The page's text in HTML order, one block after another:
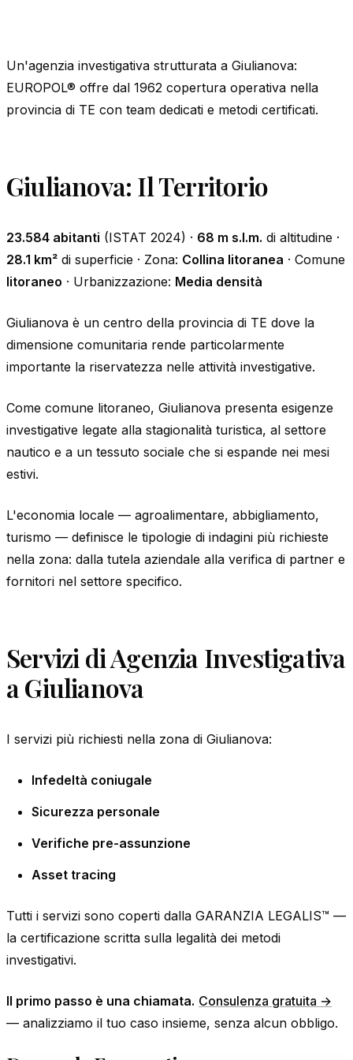
Un'agenzia investigativa strutturata a Giulianova:
EUROPOL® offre dal 1962 copertura operativa nella
provincia di TE con team dedicati e metodi certificati.
Giulianova: Il Territorio
23.584 abitanti (ISTAT 2024) · 68 m s.l.m. di altitudine ·
28.1 km² di superficie · Zona: Collina litoranea · Comune
litoraneo · Urbanizzazione: Media densità
Giulianova è un centro della provincia di TE dove la
dimensione comunitaria rende particolarmente
importante la riservatezza nelle attività investigative.
Come comune litoraneo, Giulianova presenta esigenze
investigative legate alla stagionalità turistica, al settore
nautico e a un tessuto sociale che si espande nei mesi
estivi.
L'economia locale — agroalimentare, abbigliamento,
turismo — definisce le tipologie di indagini più richieste
nella zona: dalla tutela aziendale alla verifica di partner e
fornitori nel settore specifico.
Servizi di Agenzia Investigativa
a Giulianova
I servizi più richiesti nella zona di Giulianova:
Infedeltà coniugale
Sicurezza personale
Verifiche pre-assunzione
Asset tracing
Tutti i servizi sono coperti dalla GARANZIA LEGALIS™ —
la certificazione scritta sulla legalità dei metodi
investigativi.
Il primo passo è una chiamata. Consulenza gratuita →
— analizziamo il tuo caso insieme, senza alcun obbligo.